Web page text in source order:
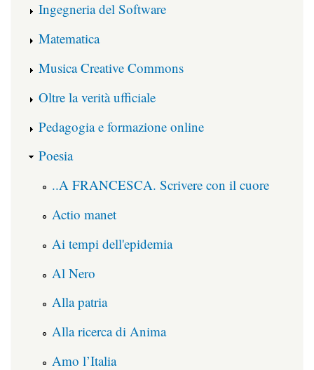
Ingegneria del Software
Matematica
Musica Creative Commons
Oltre la verità ufficiale
Pedagogia e formazione online
Poesia
..A FRANCESCA. Scrivere con il cuore
Actio manet
Ai tempi dell'epidemia
Al Nero
Alla patria
Alla ricerca di Anima
Amo l’Italia